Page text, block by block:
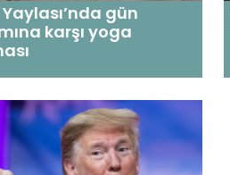
gün
karşı yoga